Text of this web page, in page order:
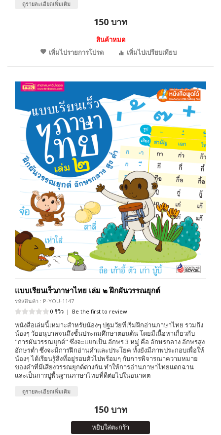
ดูรายละเอียดเพิ่มเติม
150 บาท
สินค้าหมด
เพิ่มไปรายการโปรด
เพิ่มไปเปรียบเทียบ
แบบเรียนเร็วภาษาไทย เล่ม ๒ ฝึกผันวรรณยุกต์
รหัสสินค้า : P-YOU-1147
0 รีวิว | Be the first to review
หนังสือเล่มนี้เหมาะสำหรับน้องๆ ปฐมวัยที่เริ่มฝึกอ่านภาษาไทย รวมถึง
น้องๆ วัยอนุบาลจนถึงชั้นประถมศึกษาตอนต้น โดยมีเนื้อหาเกี่ยวกับ
"การผันวรรณยุกต์" ซึ่งจะแยกเป็น อักษร 3 หมู่ คือ อักษรกลาง อักษรสูง
อักษรต่ำ ซึ่งจะมีการฝึกอ่านคำและประโยค ทั้งยังมีภาพประกอบเพื่อให้
น้องๆ ได้เรียนรู้สิ่งที่อยู่รอบตัวไปพร้อมๆ กับการพิจารณาความหมาย
ของคำที่มีเสียงวรรณยุกต์ต่างกัน ทำให้การอ่านภาษาไทยแตกฉาน
และเป็นการปูพื้นฐานภาษาไทยที่ดีต่อไปในอนาคต
ดูรายละเอียดเพิ่มเติม
150 บาท
หยิบใส่ตะกร้า